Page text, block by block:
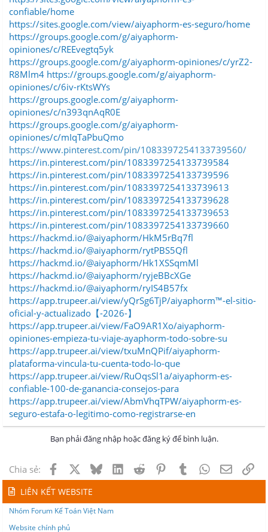
confiable/home
https://sites.google.com/view/aiyaphorm-es-seguro/home
https://groups.google.com/g/aiyaphorm-
opiniones/c/REEvegtq5yk
https://groups.google.com/g/aiyaphorm-opiniones/c/yrZ2-
R8Mlm4 https://groups.google.com/g/aiyaphorm-
opiniones/c/6iv-rKtsWYs
https://groups.google.com/g/aiyaphorm-
opiniones/c/n393qnAqR0E
https://groups.google.com/g/aiyaphorm-
opiniones/c/mIqTaPbuQmo
https://www.pinterest.com/pin/1083397254133739560/
https://in.pinterest.com/pin/1083397254133739584
https://in.pinterest.com/pin/1083397254133739596
https://in.pinterest.com/pin/1083397254133739613
https://in.pinterest.com/pin/1083397254133739628
https://in.pinterest.com/pin/1083397254133739653
https://in.pinterest.com/pin/1083397254133739660
https://hackmd.io/@aiyaphorm/HkM5rBq7fl
https://hackmd.io/@aiyaphorm/rytPBS5Qfl
https://hackmd.io/@aiyaphorm/Hk1XSSqmMl
https://hackmd.io/@aiyaphorm/ryjeBBcXGe
https://hackmd.io/@aiyaphorm/ryIS4B57fx
https://app.trupeer.ai/view/yQrSg6TjP/aiyaphorm™-el-sitio-
oficial-y-actualizado【-2026-】
https://app.trupeer.ai/view/FaO9AR1Xo/aiyaphorm-
opiniones-empieza-tu-viaje-ayaphorm-todo-sobre-su
https://app.trupeer.ai/view/txuMnQPif/aiyaphorm-
plataforma-vincula-tu-cuenta-todo-lo-que
https://app.trupeer.ai/view/RuOqsSl1a/aiyaphorm-es-
confiable-100-de-ganancia-consejos-para
https://app.trupeer.ai/view/AbmVhqTPW/aiyaphorm-es-
seguro-estafa-o-legitimo-como-registrarse-en
Bạn phải đăng nhập hoặc đăng ký để bình luận.
Chia sẻ: Facebook BlueskyLinkedInReddit PinterestTumblrWhatsApp
Email
LIÊN KẾT WEBSITE
Nhóm Forum Kế Toán Việt Nam
Website chính phủ